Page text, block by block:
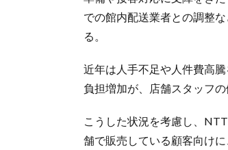
での館内配送業者との調整
る。
近年は人手不足や人件費高
負担増加が、店舗スタッフ
こうした状況を考慮し、
舗で販売している顧客向け